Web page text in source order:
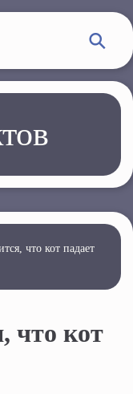
что кот падает
что кот